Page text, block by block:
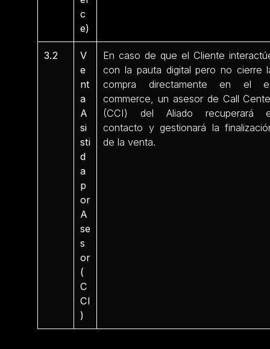
c
e)
3.2
V
e
nt
a
A
si
sti
d
a
p
or
A
se
s
or
(
C
CI
)
En caso de que el Cliente
con la pauta digital pero no cierre
compra directamente en el
commerce, un asesor de Call
(CCI) del Aliado recuperará
contacto y gestionará la
de la venta.